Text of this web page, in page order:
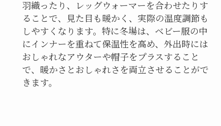
羽織ったり、レッグウォーマーを合わせたりす
ることで、見た目も暖かく、実際の温度調節も
しやすくなります。特に冬場は、ベビー服の中
にインナーを重ねて保温性を高め、外出時には
おしゃれなアウターや帽子をプラスすること
で、暖かさとおしゃれさを両立させることがで
きます。